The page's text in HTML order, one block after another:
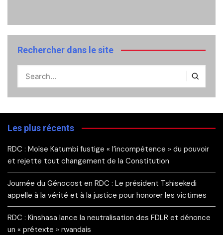
Rechercher dans le site
Les plus récents
RDC : Moïse Katumbi fustige « l’incompétence » du pouvoir
et rejette tout changement de la Constitution
Journée du Génocost en RDC : Le président Tshisekedi
appelle à la vérité et à la justice pour honorer les victimes
RDC : Kinshasa lance la neutralisation des FDLR et dénonce
un « prétexte » rwandais